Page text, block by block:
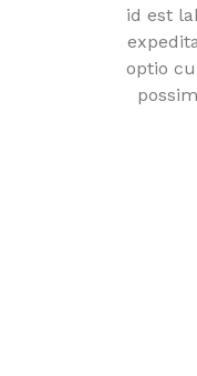
id est
optio